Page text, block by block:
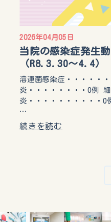
2026年04月05日
当院の感染症発生
（R8.3.30〜4.4）
溶連菌感染症・・・・・
炎・・・・・・・・0例
炎・・・・・・・・・・0
…
続きを読む